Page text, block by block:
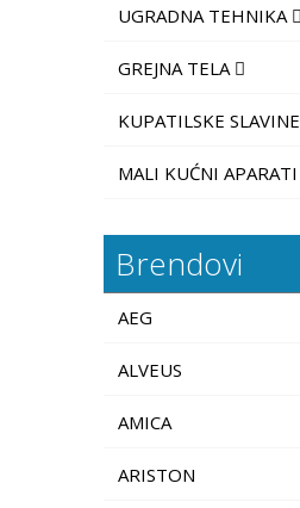
UGRADNA TEHNIKA
GREJNA TELA
KUPATILSKE SLAVINE
MALI KUĆNI APARATI
Brendovi
AEG
ALVEUS
AMICA
ARISTON